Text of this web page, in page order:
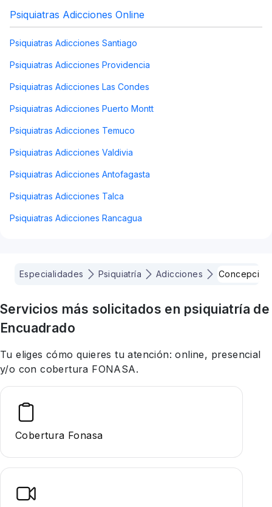
Psiquiatras Adicciones Online
Psiquiatras Adicciones Santiago
Psiquiatras Adicciones Providencia
Psiquiatras Adicciones Las Condes
Psiquiatras Adicciones Puerto Montt
Psiquiatras Adicciones Temuco
Psiquiatras Adicciones Valdivia
Psiquiatras Adicciones Antofagasta
Psiquiatras Adicciones Talca
Psiquiatras Adicciones Rancagua
Especialidades Psiquiatría Adicciones Concepcion
Servicios más solicitados en psiquiatría de
Encuadrado
Tu eliges cómo quieres tu atención: online, presencial
y/o con cobertura FONASA.
Cobertura Fonasa